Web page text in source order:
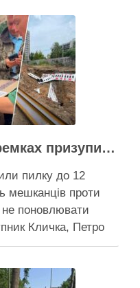
Вирубку дерев на Теремках призупинили після приїзду заступника Кличка – почався діалог
пилку до 12
мешканців проти
не поновлювати
Кличка, Петро
комунікацію
озеленення,